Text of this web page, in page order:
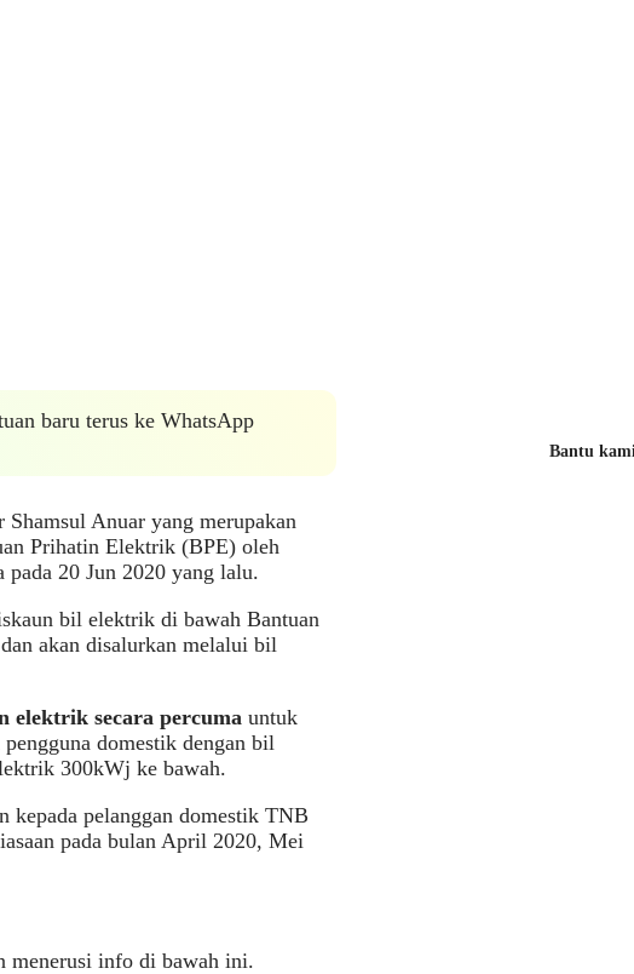
baru terus ke WhatsApp
Anuar yang merupakan
Prihatin Elektrik (BPE) oleh
20 Jun 2020 yang lalu.
bil elektrik di bawah Bantuan
akan disalurkan melalui bil
elektrik secara percumauntuk
domestik dengan bil
300kWj ke bawah.
kepada pelanggan domestik TNB
pada bulan April 2020, Mei
menerusi info di bawah ini.
Bantu